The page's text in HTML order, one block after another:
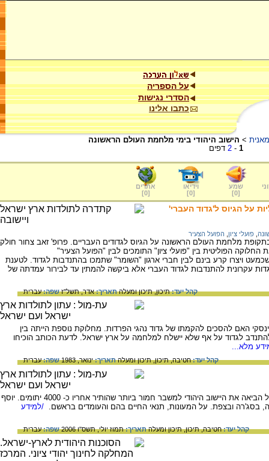
על הספריה
הסדרי נגישות
כתבו אלינו
> הישוב היהודי בימי מלחמת העולם הראשונה
1
-
2 דפים
שמע
[
0
]
וידיאו
[
0
]
אתרים
[
0
]
על הגיוס ל'גדוד העברי'
פועלי ציון הפועל הצעיר
מלחמת העולם הראשונה על הגיוס לגדודים העבריים. פרופ' זאב צחור חולק
הפוליטית בין "פועלי ציון" התומכים לבין "הפועל הצעיר"
שכמעט ויצרו קרע בינם לבין חברי ארגון "השומר" שתמכו בהתנדבות לגדוד. לטענת
עקרונית להתנדבות לגדוד העברי אלא ביקשה להמתין עד לבירור עמדתה של
קהל יעד:תיכון,תיכון ומעלהתאריך:אדר, תשל"זשפה:עברית
האם להסכים להקמתו של גדוד נהגי הפרדות. מחלוקת נוספת הייתה בין
להתנדב לגדוד על אף שלא יישלח למלחמה על ארץ ישראל. לדעת הכותב הוכיחו
מלא...
קהל יעד:חטיבה,תיכון,תיכון ומעלהתאריך:ינואר, 1983 שפה:עברית
תקופת מלחמת העולם הראשונה בארץ ישראל הביאה את היישוב היהודי למשבר חמור ביותר שהותיר אחריו כ- 4000 יתומים. יוסף
בסג'רה ובצפת. על המעונות, תנאי החיים בהם והעומדים בראשם.
/למידע
קהל יעד:חטיבה,תיכון,תיכון ומעלהתאריך:תמוז יולי, תשס"ו 2006 שפה:עברית